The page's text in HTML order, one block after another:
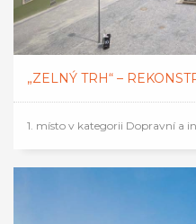
„ZELNÝ TRH“ –
1. místo v kategorii Dopravní a